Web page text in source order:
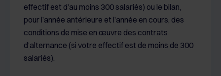
effectif est d’au moins 300 salariés) ou le bilan,
pour l’année antérieure et l’année en cours, des
conditions de mise en œuvre des contrats
d’alternance (si votre effectif est de moins de 300
salariés).